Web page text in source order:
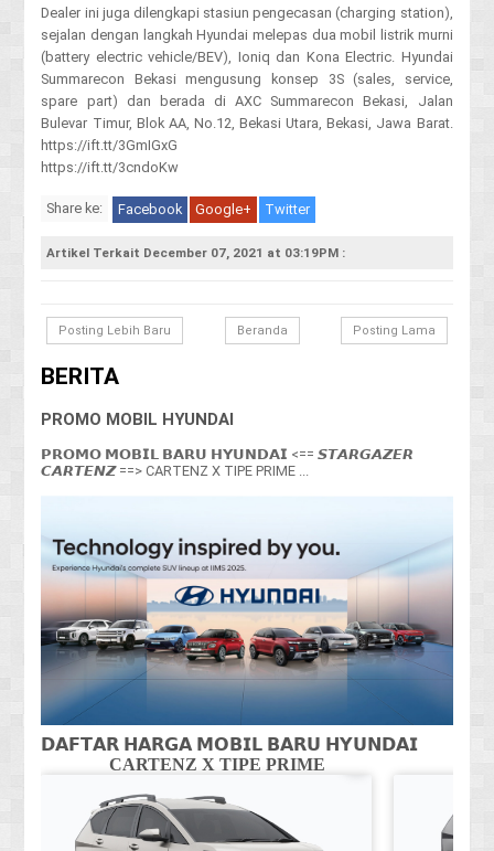
Dealer ini juga dilengkapi stasiun pengecasan (charging station),
sejalan dengan langkah Hyundai melepas dua mobil listrik murni
(battery electric vehicle/BEV), Ioniq dan Kona Electric. Hyundai
Summarecon Bekasi mengusung konsep 3S (sales, service,
spare part) dan berada di AXC Summarecon Bekasi, Jalan
Bulevar Timur, Blok AA, No.12, Bekasi Utara, Bekasi, Jawa Barat.
https://ift.tt/3GmIGxG
https://ift.tt/3cndoKw
Share ke: Facebook Google+ Twitter
Artikel Terkait December 07, 2021 at 03:19PM :
Posting Lebih Baru Posting Lama
Beranda
BERITA
PROMO MOBIL HYUNDAI
𝗣𝗥𝗢𝗠𝗢 𝗠𝗢𝗕𝗜𝗟 𝗕𝗔𝗥𝗨 𝗛𝗬𝗨𝗡𝗗𝗔𝗜 <== 𝙎𝙏𝘼𝙍𝙂𝘼𝙕𝙀𝙍
𝘾𝘼𝙍𝙏𝙀𝙉𝙕 ==> CARTENZ X TIPE PRIME ...
𝗗𝗔𝗙𝗧𝗔𝗥 𝗛𝗔𝗥𝗚𝗔 𝗠𝗢𝗕𝗜𝗟 𝗕𝗔𝗥𝗨 𝗛𝗬𝗨𝗡𝗗𝗔𝗜
CARTENZ X TIPE PRIME